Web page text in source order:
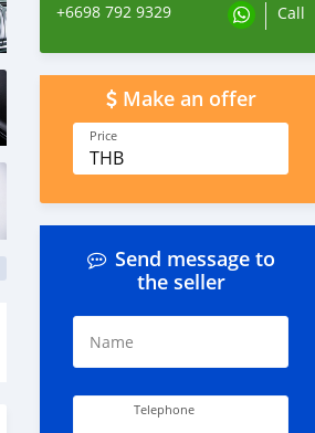
+6698 792 9329 Call
Make an offer
Price
THB
Send message to
the seller
Name
Telephone